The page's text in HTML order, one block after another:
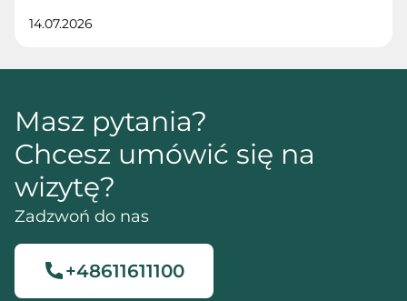
14.07.2026
Masz pytania?
Chcesz umówić się na
wizytę?
Zadzwoń do nas
+48611611100